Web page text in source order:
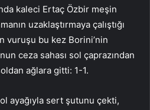
kaleci Ertaç Özbir meşin
uzaklaştırmaya çalıştığı
vuruşu bu kez Borini’nin
ceza sahası sol çaprazından
ağlara gitti: 1-1.
ayağıyla sert şutunu çekti,